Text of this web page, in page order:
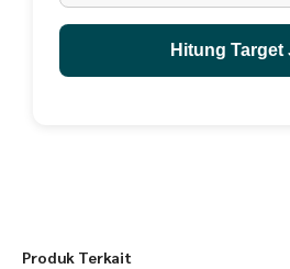
Hitung Target
Produk Terkait